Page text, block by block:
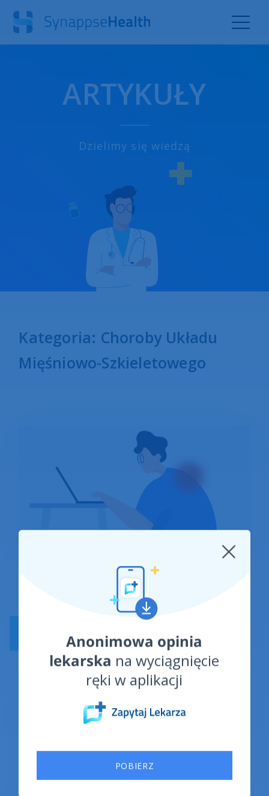
ARTYKUŁY
Dzielimy się wiedzą
Kategoria: Choroby Układu
Mięśniowo-Szkieletowego
SZKIELETOWEGO
Jak powstaje wdowi garb -
przyczyny oraz objawy
Setki godzin, jakie miesięcznie większość z nas
są obojętne dla zdrowia. Nasilające się bóle w
odcinku szyjnym, nieestetycznie zaokrąglone